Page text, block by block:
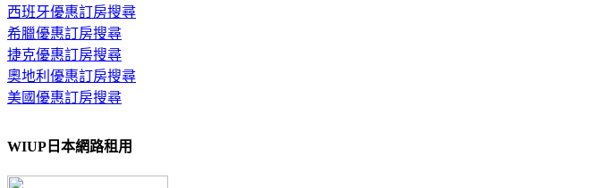
西班牙優惠訂房搜尋
希臘優惠訂房搜尋
捷克優惠訂房搜尋
奧地利優惠訂房搜尋
美國優惠訂房搜尋
WIUP日本網路租用